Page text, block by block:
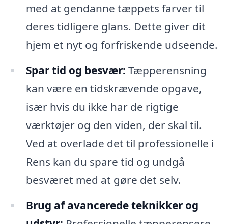
med at gendanne tæppets farver til
deres tidligere glans. Dette giver dit
hjem et nyt og forfriskende udseende.
Spar tid og besvær: Tæpperensning
kan være en tidskrævende opgave,
især hvis du ikke har de rigtige
værktøjer og den viden, der skal til.
Ved at overlade det til professionelle i
Rens kan du spare tid og undgå
besværet med at gøre det selv.
Brug af avancerede teknikker og